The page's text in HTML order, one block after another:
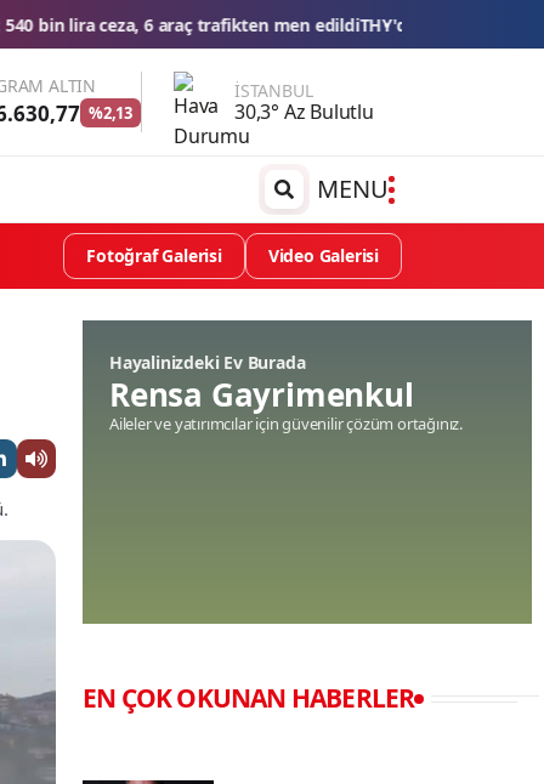
men edildiTHY'den tüm zamanların yolcu ve uçuş rekoru
ALTIN
%2,13
İSTANBUL
30,3° Az Bulutlu
MENU
Fotoğraf Galerisi Video Galerisi
Hayalinizdeki Ev Burada
Rensa Gayrimenkul
Aileler ve yatırımcılar için güvenilir çözüm ortağınız.
EN ÇOK OKUNAN HABERLER